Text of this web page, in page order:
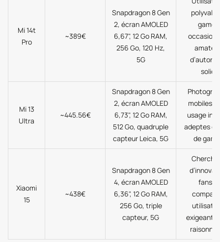
Mi 14t
Pro
~389€
Snapdragon 8 Gen
2, écran AMOLED
6,67", 12 Go RAM,
256 Go, 120 Hz,
5G
solide
Mi 13
Ultra
~445.56€
Snapdragon 8 Gen
2, écran AMOLED
6,73", 12 Go RAM,
512 Go, quadruple
capteur Leica, 5G
mobiles,
usage
adeptes
de
Xiaomi
15
~438€
Snapdragon 8 Gen
4, écran AMOLED
6,36", 12 Go RAM,
256 Go, triple
capteur, 5G
fans
exigeants